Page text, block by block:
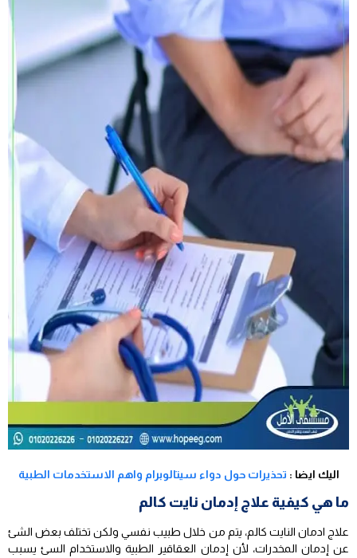
اليك ايضا : تحذيرات حول دواء سيتالوبرام واهم الاستخدمات الطبية
ما هي كيفية علاج إدمان نايت كالم
علاج ادمان النايت كالم، يتم من خلال طبيب نفسي ولكن تختلف بعض الشئ
عن إدمان المخدرات، لأن إدمان العقاقير الطبية والاستخدام السئ يسبب